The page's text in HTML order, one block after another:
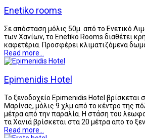
Enetiko rooms
Σε απόσταση μόλις 50μ. από το Ενετικό
των Χανίων, το Enetiko Rooms διαθέτει
καφετέρια. Προσφέρει κλιματιζόμενα
Read more...
Epimenidis Hotel
Το ξενοδοχείο Epimenidis Hotel βρίσκεται
Μαρίνας, μόλις 9 χλμ από το κέντρο της
μέτρα από την παραλία. Η στάση του
τα Χανιά βρίσκεται στα 20 μέτρα απο το
Read more...